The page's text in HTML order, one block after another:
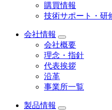
購買情報
技術サポート・研
会社情報
会社概要
理念・指針
代表挨拶
沿革
事業所一覧
製品情報